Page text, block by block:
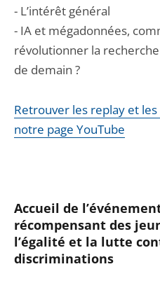
- L’intérêt général
- IA et mégadonnées,
révolutionner la
de demain ?
Retrouver les replay et
notre page YouTube
Accueil de
récompensant des
l’égalité et la lutte
discriminations